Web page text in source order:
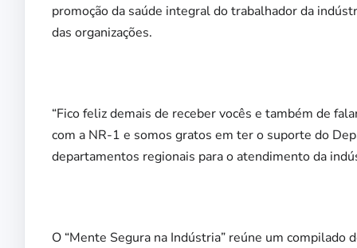
promoção da saúde integral do trabalhador da
das organizações.
“Fico feliz demais de receber vocês e também de
com a NR-1 e somos gratos em ter o suporte do
departamentos regionais para o atendimento da
O “Mente Segura na Indústria” reúne um compilado